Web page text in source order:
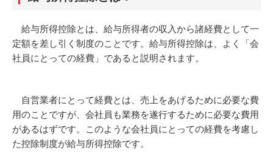
給与所得控除とは、給与所得者の収入から諸経費として一
定額を差し引く制度のことです。給与所得控除は、よく「会
社員にとっての経費」であると説明されます。
自営業者にとって経費とは、売上をあげるために必要な費
用のことですが、会社員も業務を遂行するために必要な費用
があるはずです。このような会社員にとっての経費を考慮し
た控除制度が給与所得控除です。